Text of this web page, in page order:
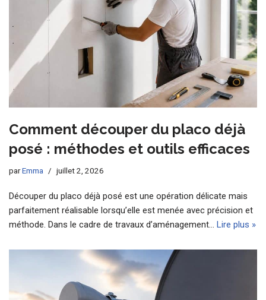
Comment découper du placo déjà
posé : méthodes et outils efficaces
parEmma juillet 2, 2026
Découper du placo déjà posé est une opération délicate mais
parfaitement réalisable lorsqu’elle est menée avec précision et
méthode. Dans le cadre de travaux d’aménagement… Lire plus »